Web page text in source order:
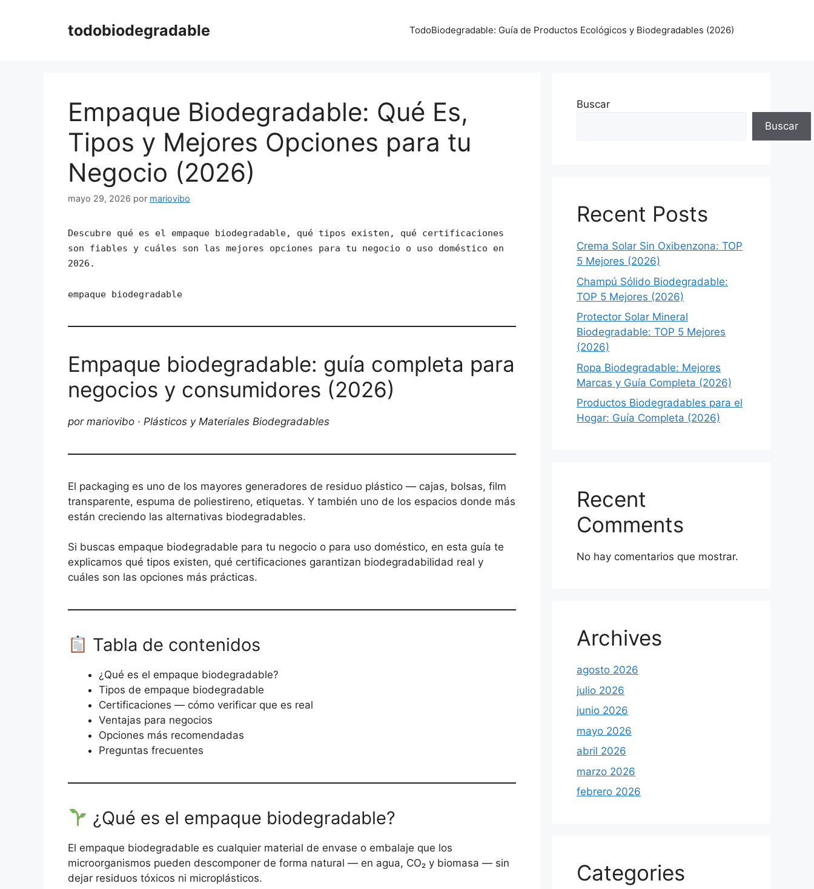
todobiodegradable TodoBiodegradable: Guía de Productos Ecológicos y Biodegradables (2026)
Empaque Biodegradable: Qué Es,
Tipos y Mejores Opciones para tu
Negocio (2026)
mayo 29, 2026 por mariovibo
Descubre qué es el empaque biodegradable, qué tipos existen, qué certificaciones
son fiables y cuáles son las mejores opciones para tu negocio o uso doméstico en
2026.
empaque biodegradable
Empaque biodegradable: guía completa para
negocios y consumidores (2026)
por mariovibo · Plásticos y Materiales Biodegradables
El packaging es uno de los mayores generadores de residuo plástico — cajas, bolsas, film
transparente, espuma de poliestireno, etiquetas. Y también uno de los espacios donde más
están creciendo las alternativas biodegradables.
Si buscas empaque biodegradable para tu negocio o para uso doméstico, en esta guía te
explicamos qué tipos existen, qué certificaciones garantizan biodegradabilidad real y
cuáles son las opciones más prácticas.
Tabla de contenidos
¿Qué es el empaque biodegradable?
Tipos de empaque biodegradable
Certificaciones — cómo verificar que es real
Ventajas para negocios
Opciones más recomendadas
Preguntas frecuentes
¿Qué es el empaque biodegradable?
El empaque biodegradable es cualquier material de envase o embalaje que los
microorganismos pueden descomponer de forma natural — en agua, CO₂ y biomasa — sin
dejar residuos tóxicos ni microplásticos.
Buscar
Buscar
Recent Posts
Crema Solar Sin Oxibenzona: TOP
5 Mejores (2026)
Champú Sólido Biodegradable:
TOP 5 Mejores (2026)
Protector Solar Mineral
Biodegradable: TOP 5 Mejores
(2026)
Ropa Biodegradable: Mejores
Marcas y Guía Completa (2026)
Productos Biodegradables para el
Hogar: Guía Completa (2026)
Recent
Comments
No hay comentarios que mostrar.
Archives
agosto 2026
julio 2026
junio 2026
mayo 2026
abril 2026
marzo 2026
febrero 2026
Categories